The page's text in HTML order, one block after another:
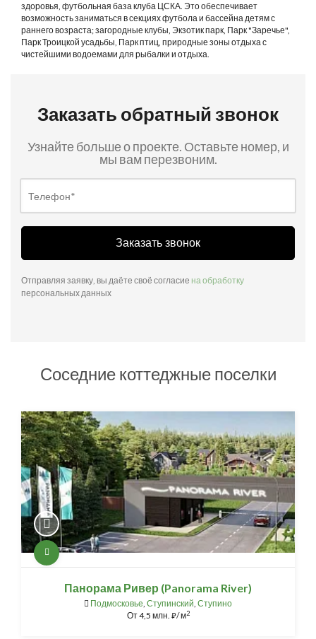
здоровья, футбольная база клуба ЦСКА. Это обеспечивает
возможность заниматься в секциях футбола и бассейна детям с
раннего возраста; загородные клубы, Экзотик парк, Парк "Заречье",
Парк Троицкой усадьбы, Парк птиц, природные зоны отдыха с
чистейшими водоемами для рыбалки и отдыха.
Заказать обратный звонок
Узнайте больше о проекте. Оставьте номер, и
мы вам перезвоним.
Заказать звонок
Отправляя заявку, вы даёте своё согласие на обработку
персональных данных
Соседние коттеджные поселки
Панорама Ривер (Panorama River)
Подмосковье, Ступинский, Ступино
От4,5 млн. ⃏/ м2